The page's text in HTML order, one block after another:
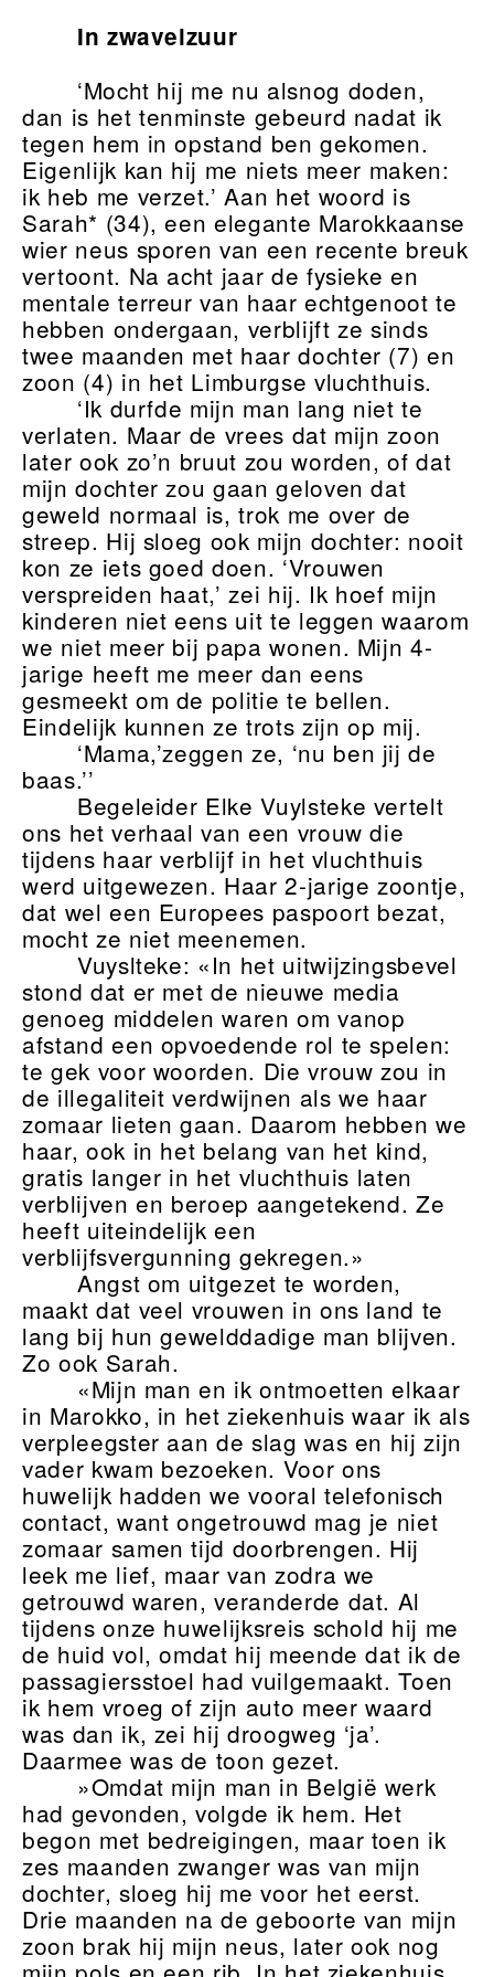
In zwavelzuur
‘Mocht hij me nu alsnog doden,
dan is het tenminste gebeurd nadat ik
tegen hem in opstand ben gekomen.
Eigenlijk kan hij me niets meer maken:
ik heb me verzet.’ Aan het woord is
Sarah* (34), een elegante Marokkaanse
wier neus sporen van een recente breuk
vertoont. Na acht jaar de fysieke en
mentale terreur van haar echtgenoot te
hebben ondergaan, verblijft ze sinds
twee maanden met haar dochter (7) en
zoon (4) in het Limburgse vluchthuis.
‘Ik durfde mijn man lang niet te
verlaten. Maar de vrees dat mijn zoon
later ook zo’n bruut zou worden, of dat
mijn dochter zou gaan geloven dat
geweld normaal is, trok me over de
streep. Hij sloeg ook mijn dochter: nooit
kon ze iets goed doen. ‘Vrouwen
verspreiden haat,’ zei hij. Ik hoef mijn
kinderen niet eens uit te leggen waarom
we niet meer bij papa wonen. Mijn 4-
jarige heeft me meer dan eens
gesmeekt om de politie te bellen.
Eindelijk kunnen ze trots zijn op mij.
‘Mama,’zeggen ze, ‘nu ben jij de
baas.’’
Begeleider Elke Vuylsteke vertelt
ons het verhaal van een vrouw die
tijdens haar verblijf in het vluchthuis
werd uitgewezen. Haar 2-jarige zoontje,
dat wel een Europees paspoort bezat,
mocht ze niet meenemen.
Vuyslteke: «In het uitwijzingsbevel
stond dat er met de nieuwe media
genoeg middelen waren om vanop
afstand een opvoedende rol te spelen:
te gek voor woorden. Die vrouw zou in
de illegaliteit verdwijnen als we haar
zomaar lieten gaan. Daarom hebben we
haar, ook in het belang van het kind,
gratis langer in het vluchthuis laten
verblijven en beroep aangetekend. Ze
heeft uiteindelijk een
verblijfsvergunning gekregen.»
Angst om uitgezet te worden,
maakt dat veel vrouwen in ons land te
lang bij hun gewelddadige man blijven.
Zo ook Sarah.
«Mijn man en ik ontmoetten elkaar
in Marokko, in het ziekenhuis waar ik als
verpleegster aan de slag was en hij zijn
vader kwam bezoeken. Voor ons
huwelijk hadden we vooral telefonisch
contact, want ongetrouwd mag je niet
zomaar samen tijd doorbrengen. Hij
leek me lief, maar van zodra we
getrouwd waren, veranderde dat. Al
tijdens onze huwelijksreis schold hij me
de huid vol, omdat hij meende dat ik de
passagiersstoel had vuilgemaakt. Toen
ik hem vroeg of zijn auto meer waard
was dan ik, zei hij droogweg ‘ja’.
Daarmee was de toon gezet.
»Omdat mijn man in België werk
had gevonden, volgde ik hem. Het
begon met bedreigingen, maar toen ik
zes maanden zwanger was van mijn
dochter, sloeg hij me voor het eerst.
Drie maanden na de geboorte van mijn
zoon brak hij mijn neus, later ook nog